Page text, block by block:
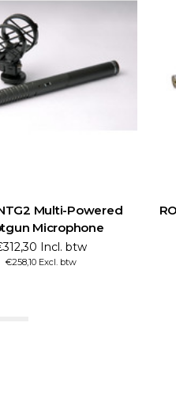
Multi-Powered
Microphone
Incl. btw
€258,10 Excl. btw